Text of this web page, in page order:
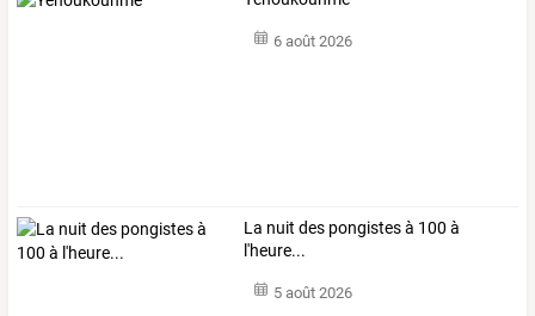
6 août 2026
La nuit des pongistes à 100 à
l'heure...
5 août 2026